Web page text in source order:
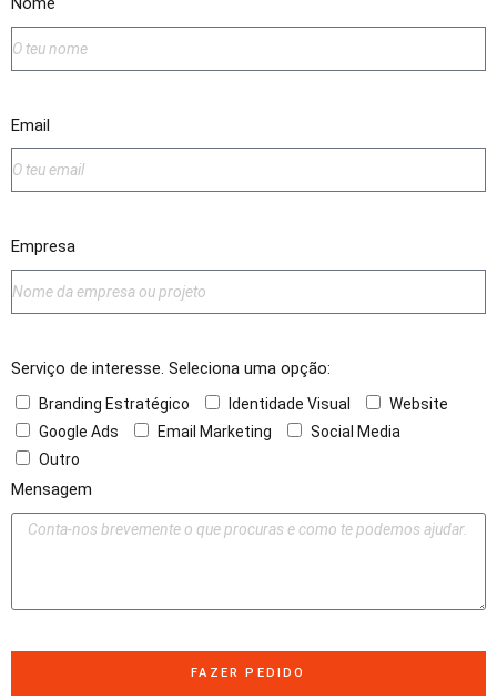
Email
Empresa
Serviço de interesse. Seleciona uma opção:
Branding Estratégico Identidade Visual
Website
Google Ads
Email Marketing
Social Media
Outro
Mensagem
FAZER PEDIDO